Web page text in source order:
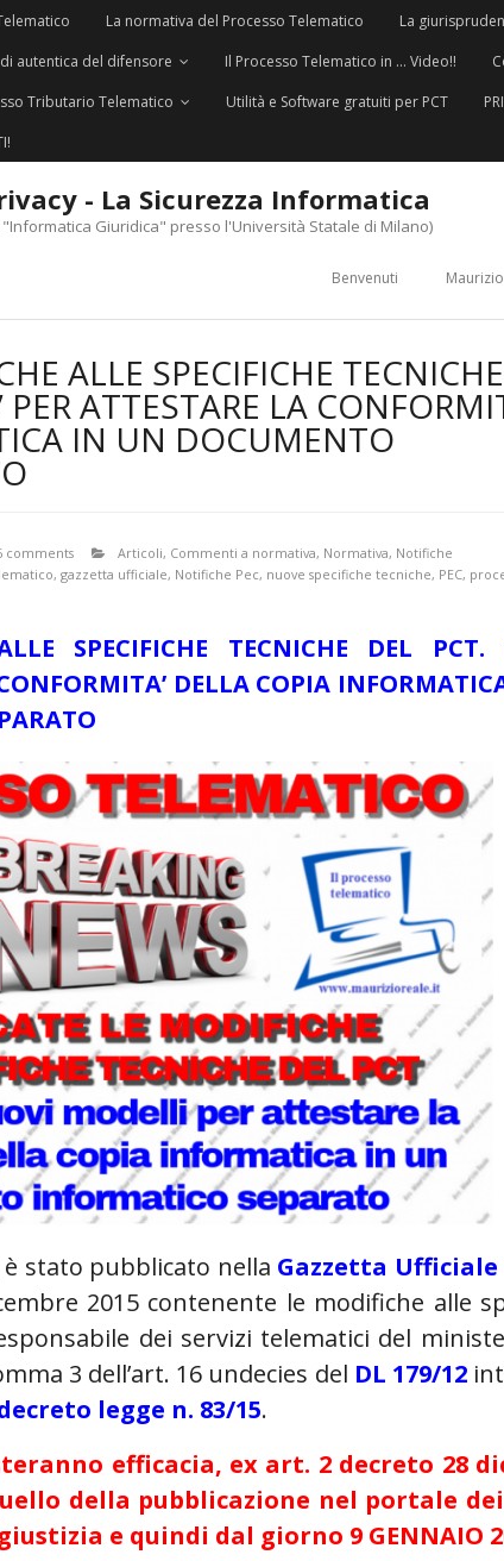
La normativa del Processo Telematico
La
autentica del difensore Il Processo Telematico in … Video!!
Tributario Telematico Utilità e Software gratuiti per PCT
- La Sicurezza Informatica
Giuridica" presso l'Università Statale di Milano)
Benvenuti
ALLE SPECIFICHE
ATTESTARE LA
IN UN DOCUMENTO
comments Articoli, Commenti a normativa, Normativa, Notifiche
, gazzetta ufficiale, Notifiche Pec, nuove specifiche tecniche, PEC,
SPECIFICHE TECNICHE DEL PCT.
DELLA COPIA
stato pubblicato nella Gazzetta Ufficiale
2015 contenente le modifiche alle
dei servizi telematici del
3 dell’art. 16 undecies del DL 179/12
legge n. 83/15.
efficacia, ex art. 2 decreto 28
della pubblicazione nel portale
e quindi dal giorno 9 GENNAIO